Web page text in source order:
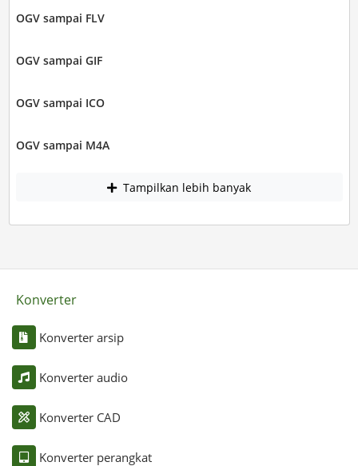
OGV sampai FLV
OGV sampai GIF
OGV sampai ICO
OGV sampai M4A
Tampilkan lebih banyak
Konverter
Konverter arsip
Konverter audio
Konverter CAD
Konverter perangkat